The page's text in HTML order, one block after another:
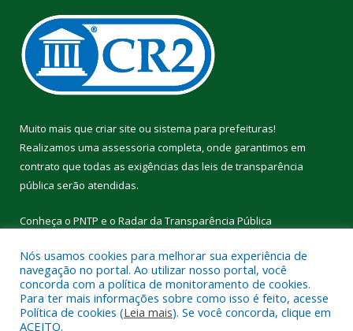
Muito mais que criar site ou sistema para prefeituras!
Realizamos uma assessoria completa, onde garantimos em
contrato que todas as exigências das leis de transparência
pública serão atendidas.
Conheça o PNTP e o Radar da Transparência Pública
Todos os direitos reservados a Câmara Municipal de Cumaru do
Norte.
Nós usamos cookies para melhorar sua experiência de
navegação no portal. Ao utilizar nosso portal, você
concorda com a política de monitoramento de cookies.
Para ter mais informações sobre como isso é feito, acesse
Política de cookies (Leia mais). Se você concorda, clique em
ACEITO.